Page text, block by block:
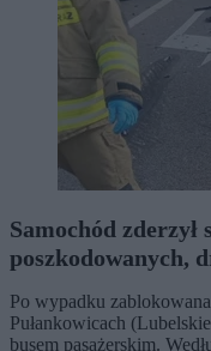
Samochód zderzył
poszkodowanych,
Po wypadku
Pułankowicach
busem pasażerskim.